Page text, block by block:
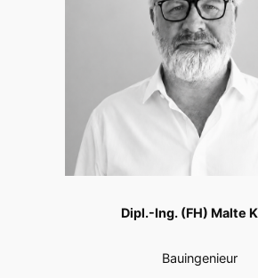
Dipl.-Ing. (FH) Malte
Bauingenieur